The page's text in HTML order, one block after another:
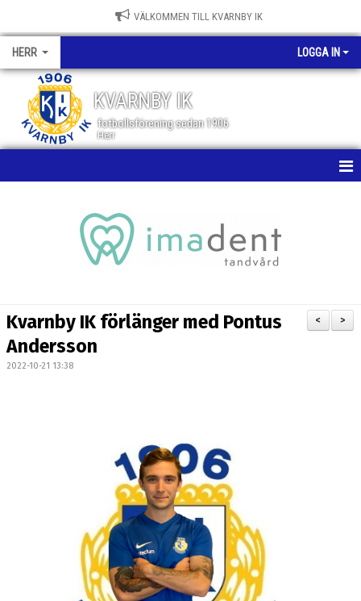
VÄLKOMMEN TILL KVARNBY IK
HERR LOGGA IN
KVARNBY IK
fotbollsförening sedan 1906
Herr
TRUPPEN
OM LAGET
>
<
Kvarnby IK förlänger med Pontus
Andersson
2022-10-21 13:38